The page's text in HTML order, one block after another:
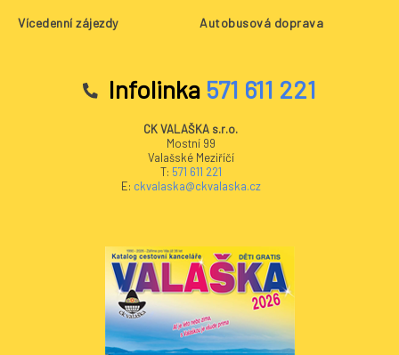
Vícedenní zájezdy Autobusová doprava
Infolinka 571 611 221
CK VALAŠKA s.r.o.
Mostní 99
Valašské Meziříčí
T: 571 611 221
E: ckvalaska@ckvalaska.cz